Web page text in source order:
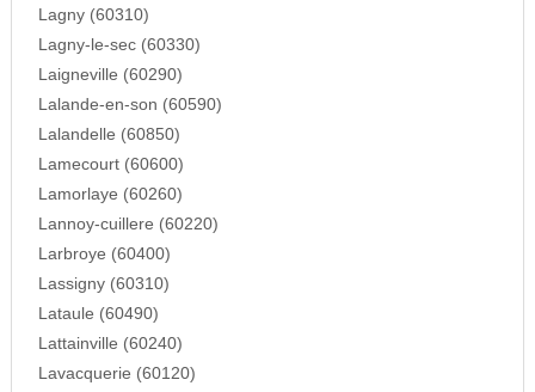
Lagny (60310)
Lagny-le-sec (60330)
Laigneville (60290)
Lalande-en-son (60590)
Lalandelle (60850)
Lamecourt (60600)
Lamorlaye (60260)
Lannoy-cuillere (60220)
Larbroye (60400)
Lassigny (60310)
Lataule (60490)
Lattainville (60240)
Lavacquerie (60120)